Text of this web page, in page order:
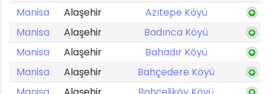
Manisa
Alaşehir
Azıtepe Köyü
Manisa
Alaşehir
Badınca Köyü
Manisa
Alaşehir
Bahadır Köyü
Manisa
Alaşehir
Bahçedere Köyü